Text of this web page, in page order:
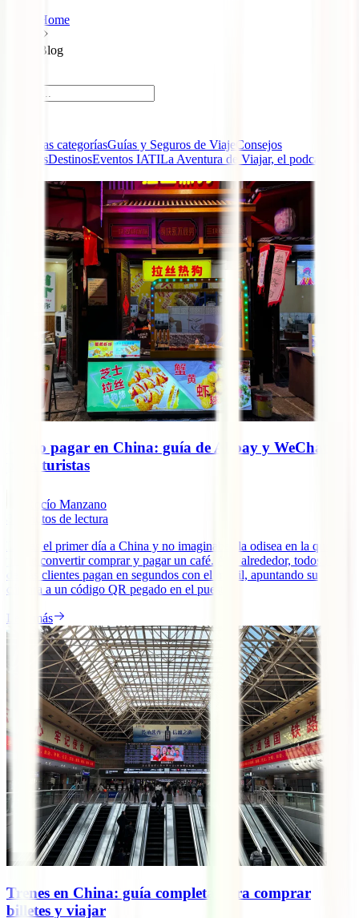
Home
Blog
Todas las categoríasGuías y Seguros de Viaje Consejos
ViajerosDestinosEventos IATILa Aventura de Viajar, el podcast de
Cómo pagar en China: guía de Alipay y WeChat
para turistas
Rocío Manzano
minutos de lectura
Llegas el primer día a China y no imaginabas la odisea en la que se
puede convertir comprar y pagar un café. A tu alrededor, todos los
demás clientes pagan en segundos con el móvil, apuntando su
cámara a un código QR pegado en el puesto.
Leer más
Trenes en China: guía completa para comprar
billetes y viajar